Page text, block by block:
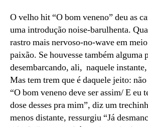
O velho hit “O bom veneno” deu as
uma introdução noise-barulhenta.
rastro mais nervoso-no-wave em
paixão. Se houvesse também alguma
desembarcando, ali, naquele
Mas tem trem que é daquele jeito:
“O bom veneno deve ser assim/ E eu
dose desses pra mim”, diz um
menos distante, ressurgiu “Já